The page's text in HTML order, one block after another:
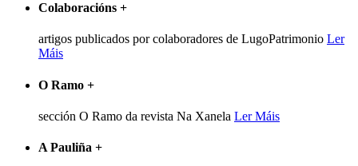
Colaboracións +
artigos publicados por colaboradores de LugoPatrimonio Ler
Máis
O Ramo +
sección O Ramo da revista Na Xanela Ler Máis
A Pauliña +